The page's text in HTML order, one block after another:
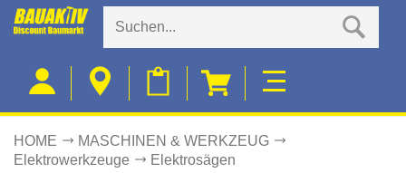
HOME
MASCHINEN & WERKZEUG
Elektrowerkzeuge
Elektrosägen